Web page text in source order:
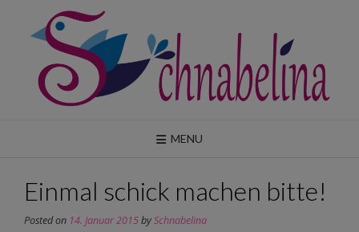
content
MENU
Einmal schick machen bitte!
Posted on 14. Januar 2015bySchnabelina